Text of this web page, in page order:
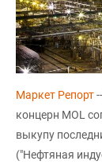
Маркет Репорт
концерн MOL
выкупу
("Нефтяная